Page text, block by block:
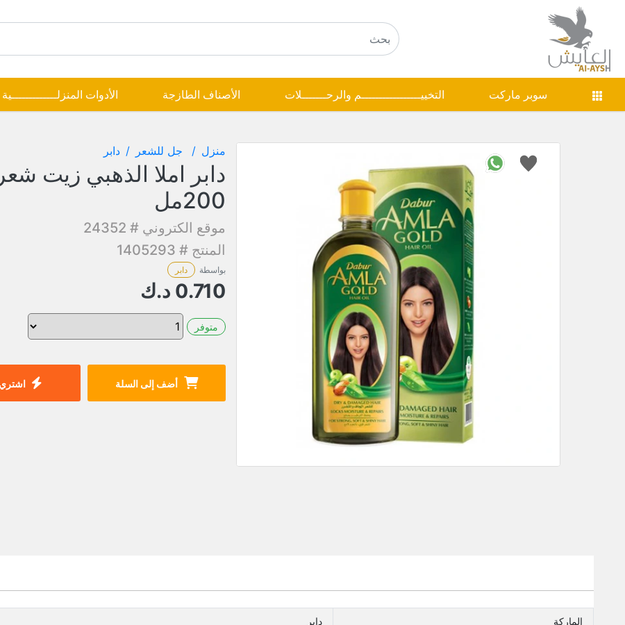
سوبر ماركت التخييـــــــــــــــــم والرحـــــــلات الأصناف الطازجة الأدوات المنزلـــــــــــــية
منزل جل للشعر دابر
دابر املا الذهبي زيت شعر
200مل
موقع الكتروني # 24352
المنتج # 1405293
بواسطة دابر
0.710 د.ك
متوفر
أضف إلى السلة اشتري
الماركة دابر